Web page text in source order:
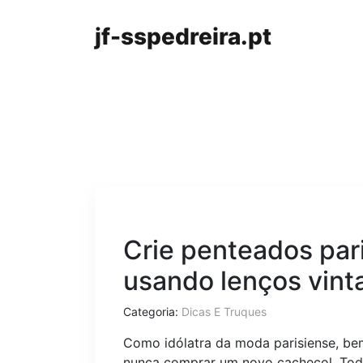
jf-sspedreira.pt
Crie penteados
usando lenços
Categoria: Dicas E Truques
Como idólatra da moda parisiense,